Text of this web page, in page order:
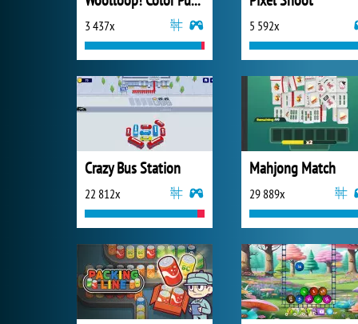
3 437x 5 592x
Crazy Bus Station
22 812x
Mahjong Match
29 889x